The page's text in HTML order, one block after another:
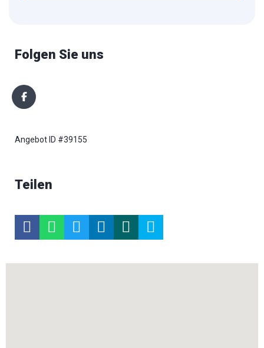
Folgen Sie uns
Angebot ID #39155
Teilen